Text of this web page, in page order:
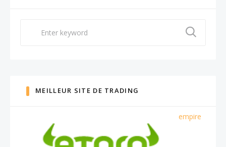
MEILLEUR SITE DE TRADING
empire